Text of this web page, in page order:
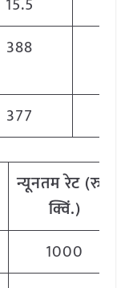
388
377
न्यूनतमरेट(रु./
क्विं.)
1000